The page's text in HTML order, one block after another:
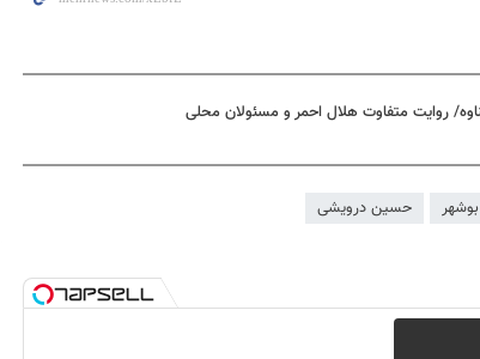
روایت متفاوت هلال احمر و مسئولان محلی
حسین درویشی